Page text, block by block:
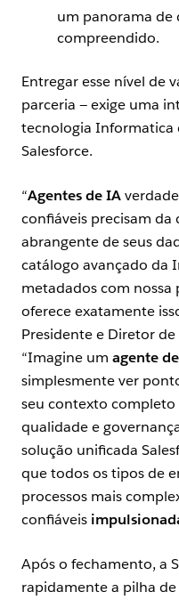
um panorama de
compreendido.
Entregar esse nível de
parceria — exige uma
tecnologia
Salesforce.
“Agentes de IA
confiáveis precisam da
abrangente de seus
catálogo avançado da
metadados com
oferece exatamente
Presidente e Diretor
“Imagine um agente
simplesmente ver
seu contexto
qualidade e
solução unificada
que todos os tipos de
processos mais
confiáveis
Após o fechamento, a
rapidamente a pilha